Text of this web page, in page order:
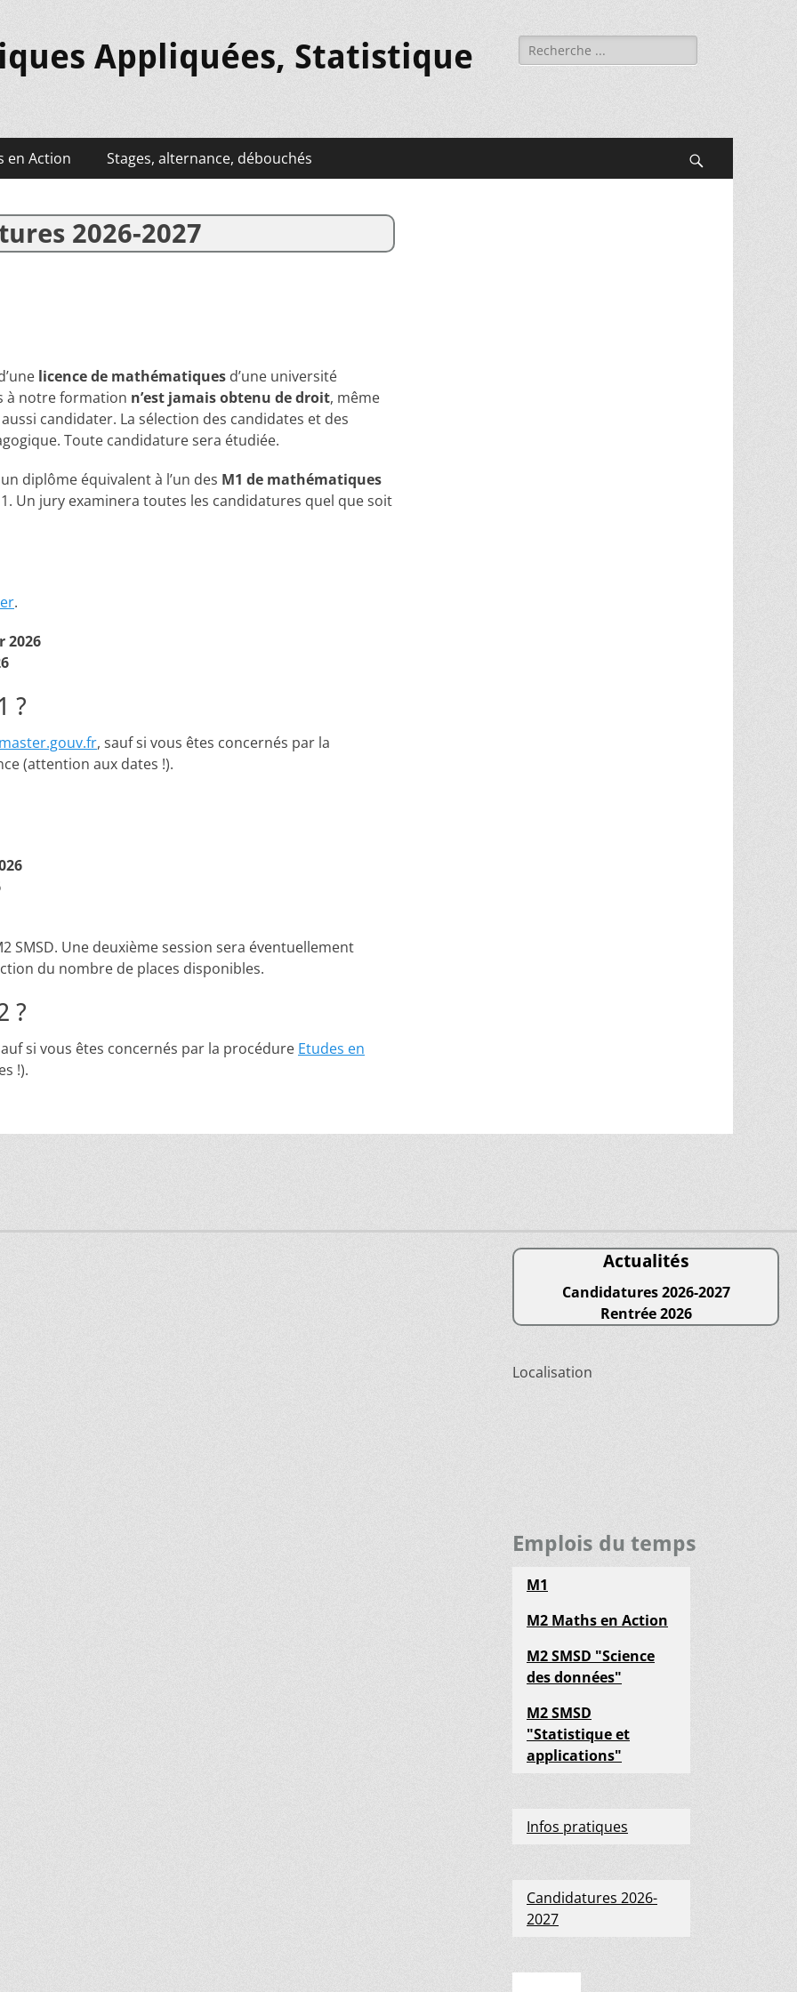
Appliquées, Statistique Rechercher :
en Action Stages, alternance, débouchés
2026-2027
licence de mathématiques d’une université
à notre formation n’est jamais obtenu dedroit, même
candidater. La sélection des candidates et des
Toute candidature sera étudiée.
diplôme équivalent à l’un des M1 de mathématiques
Un jury examinera toutes les candidatures quel que soit
.
2026
?
, sauf si vous êtes concernés par la
(attention aux dates !).
SMSD. Une deuxième session sera éventuellement
du nombre de places disponibles.
?
si vous êtes concernés par la procédure Etudes en
!).
Actualités
Candidatures 2026-2027
Rentrée 2026
Localisation
Emplois du temps
M1
M2 Maths en Action
M2 SMSD "Science
des données"
M2 SMSD
"Statistique et
applications"
Infos pratiques
Candidatures 2026-
2027